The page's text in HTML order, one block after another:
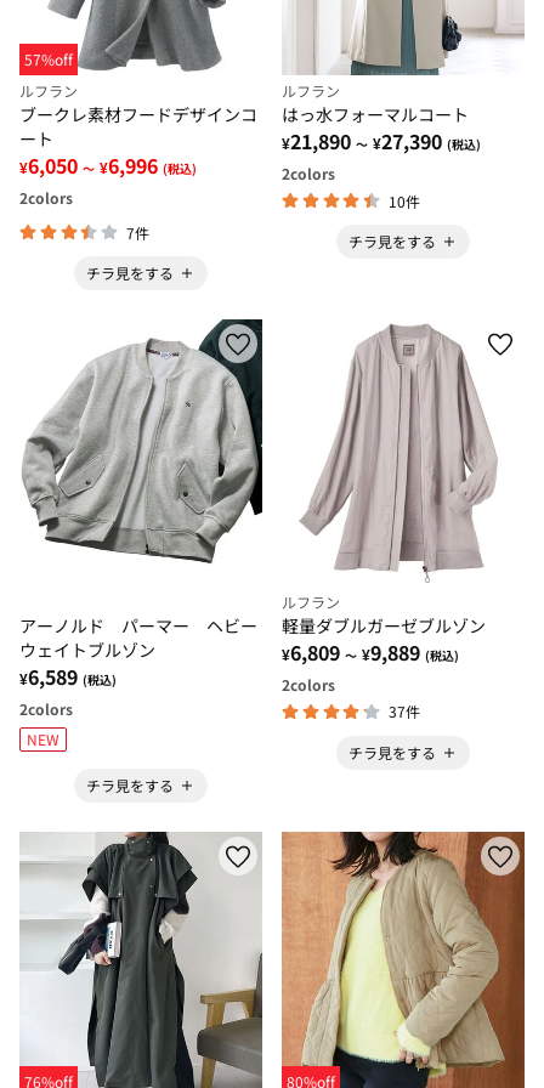
57%off
ルフラン
ブークレ素材フードデザインコ
ート
¥6,050 ～ ¥6,996 (税込)
2colors
7件
チラ見をする
ルフラン
はっ水フォーマルコート
¥21,890 ～ ¥27,390 (税込)
2colors
10件
チラ見をする
アーノルド パーマー ヘビー
ウェイトブルゾン
¥6,589 (税込)
2colors
NEW
チラ見をする
ルフラン
軽量ダブルガーゼブルゾン
¥6,809 ～ ¥9,889 (税込)
2colors
37件
チラ見をする
76%off 80%off